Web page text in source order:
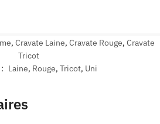
, Cravate Laine, Cravate Rouge, Cravate
Tricot
Laine, Rouge, Tricot, Uni